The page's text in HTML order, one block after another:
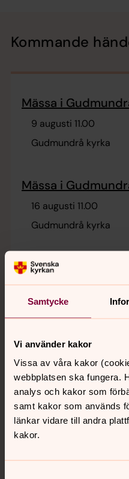
Samtycke
Vi använder kakor
Vissa av våra kakor
webbplatsen ska fungera.
analys och kakor som
samt kakor som används
länkar vidare till andra
kakor.
Kommande
Mässa i
9 augusti 11.00
Gudmundrå kyrka
Mässa i
16 augusti 11.00
Gudmundrå kyrka
Morgonmässa
19 augusti 08.30
Gudmundrå kyrka
frukostfika.
Musik i
19 augusti 18.00
Gudmundrå kyrka
Trio Träsk spelar musik